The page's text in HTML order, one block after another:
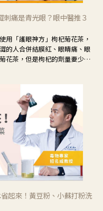
刺痛是青光眼？眼中醫推３
用「護眼神方」枸杞菊花茶，
的人合併結膜紅、眼睛痛、眼
花茶，但是枸杞的劑量要少，
純的眼睛乾澀，結膜沒有紅，
虛」，就可以使用枸杞、蓮
果就更顯著。
起來！黃豆粉、小蘇打粉洗